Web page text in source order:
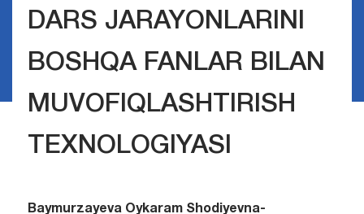
DARS JARAYONLARINI
BOSHQA FANLAR BILAN
MUVOFIQLASHTIRISH
TEXNOLOGIYASI
Baymurzayeva Oykaram Shodiyevna-